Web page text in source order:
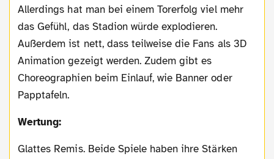
Allerdings hat man bei einem Torerfolg viel mehr
das Gefühl, das Stadion würde explodieren.
Außerdem ist nett, dass teilweise die Fans als 3D
Animation gezeigt werden. Zudem gibt es
Choreographien beim Einlauf, wie Banner oder
Papptafeln.
Wertung:
Glattes Remis. Beide Spiele haben ihre Stärken